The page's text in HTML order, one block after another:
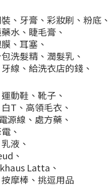
、牙膏、彩妝刷、粉底、
水、睫毛膏、
、耳塞、
洗髮精、潤髮乳、
線、給洗衣店的錢、
動鞋、靴子、
T、高領毛衣、
源線、處方藥、
、
液、
、
Latta、
摩棒、挑逗用品